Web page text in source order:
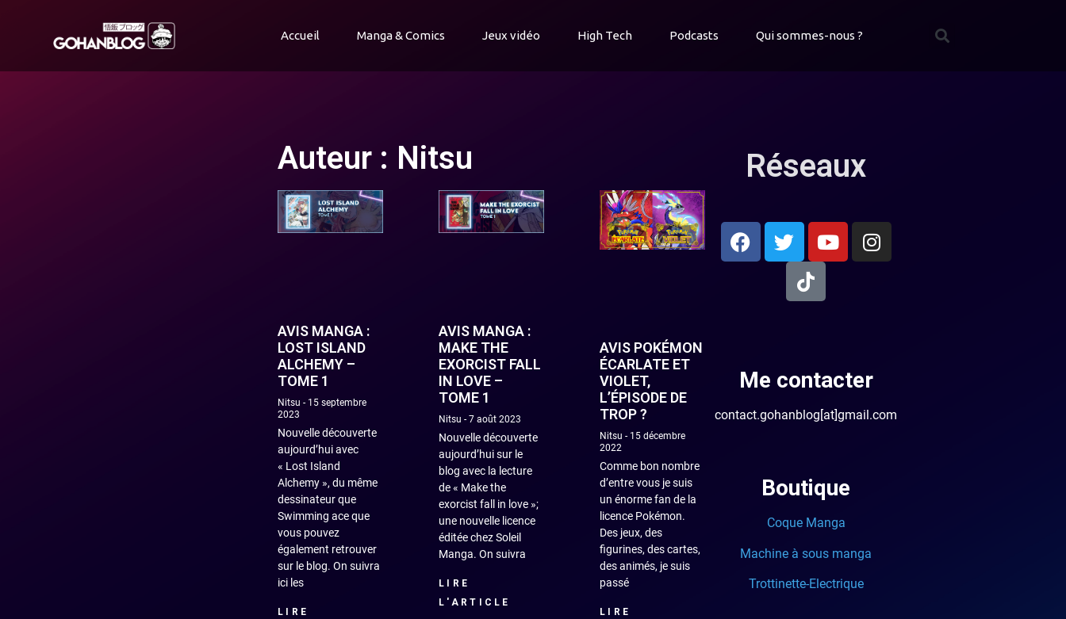
Accueil Manga & Comics Jeux vidéo High Tech Podcasts Qui sommes-nous ?
Auteur : Nitsu
AVIS MANGA :
LOST ISLAND
ALCHEMY –
TOME 1
Nitsu
15 septembre
2023
Nouvelle découverte
aujourd’hui avec
« Lost Island
Alchemy », du même
dessinateur que
Swimming ace que
vous pouvez
également retrouver
sur le blog. On suivra
ici les
LIRE
AVIS MANGA :
MAKE THE
EXORCIST FALL
IN LOVE –
TOME 1
Nitsu 7 août 2023
Nouvelle découverte
aujourd’hui sur le
blog avec la lecture
de « Make the
exorcist fall in love »;
une nouvelle licence
éditée chez Soleil
Manga. On suivra
LIRE
L'ARTICLE
AVIS POKÉMON
ÉCARLATE ET
VIOLET,
L’ÉPISODE DE
TROP ?
Nitsu 15 décembre
2022
Comme bon nombre
d’entre vous je suis
un énorme fan de la
licence Pokémon.
Des jeux, des
figurines, des cartes,
des animés, je suis
passé
LIRE
Réseaux
Me contacter
contact.gohanblog[at]gmail.com
Boutique
Coque Manga
Machine à sous manga
Trottinette-Electrique